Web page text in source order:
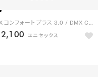
DMX コンフォート プラス 3.0 / DMX COMFORT + 3.0 （ブラック）